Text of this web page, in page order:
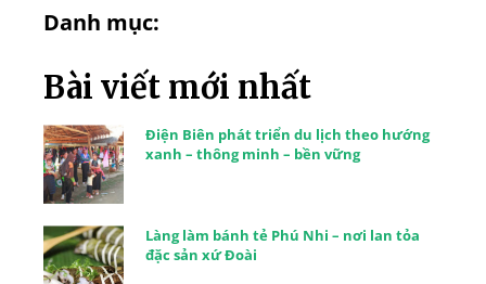
Danh mục:
Bài viết mới nhất
Điện Biên phát triển du lịch theo hướng
xanh – thông minh – bền vững
Làng làm bánh tẻ Phú Nhi – nơi lan tỏa
đặc sản xứ Đoài